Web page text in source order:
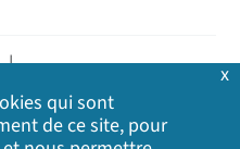
|
| Politique
qui sont
de ce site, pour
x